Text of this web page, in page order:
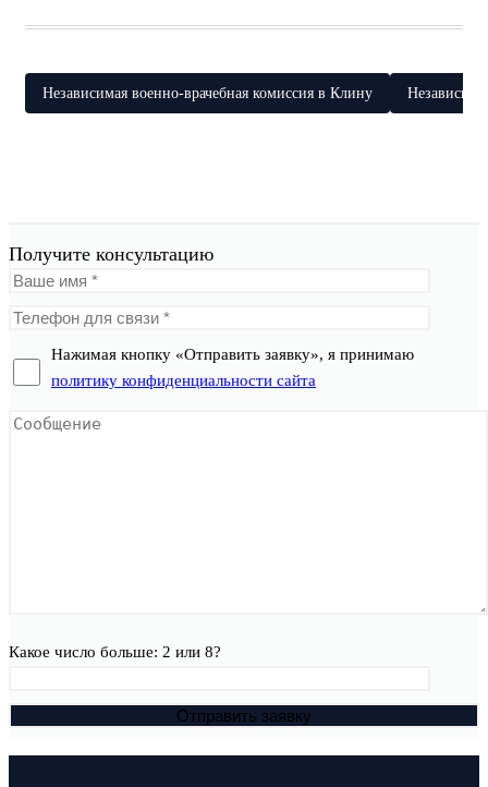
Независимая военно-врачебная комиссия в Клину
Получите консультацию
Нажимая кнопку «Отправить заявку», я принимаю
политику конфиденциальности сайта
Какое число больше: 2 или 8?